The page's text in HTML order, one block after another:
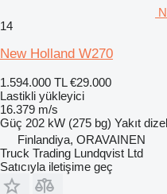
14
New Holland W270
1.594.000 TL €29.000
Lastikli yükleyici
16.379 m/s
Güç 202 kW (275 bg) Yakıt dizel
Finlandiya, ORAVAINEN
Truck Trading Lundqvist Ltd
Satıcıyla iletişime geç